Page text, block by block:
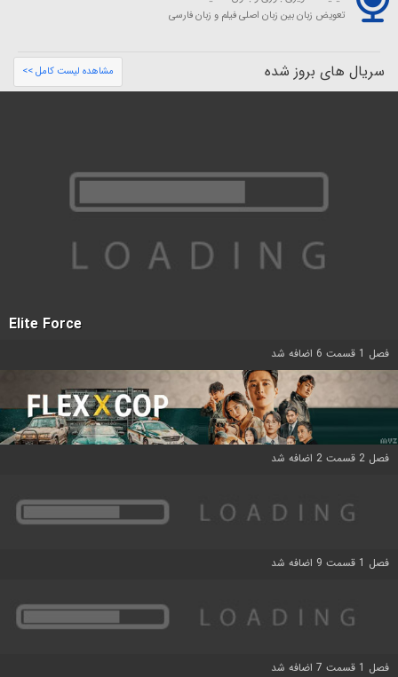
تعویض زبان بین زبان اصلی فیلم و زبان فارسی
سریال های بروز شده مشاهده لیست کامل >>
Elite Force
فصل 1 قسمت 6 اضافه شد
فصل 2 قسمت 2 اضافه شد
فصل 1 قسمت 9 اضافه شد
فصل 1 قسمت 7 اضافه شد